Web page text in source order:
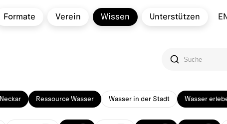
Formate Verein Wissen Unterstützen EN
Neckar Ressource Wasser Wasser in der Stadt Wasser